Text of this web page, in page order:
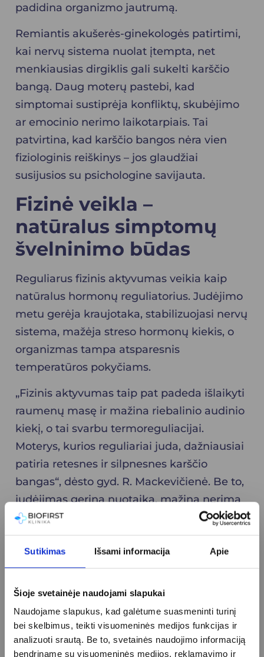
Sutikimas Išsami informacija Apie
Šioje svetainėje naudojami slapukai
Naudojame slapukus, kad galėtume suasmeninti turinį
bei skelbimus, teikti visuomeninės medijos funkcijas ir
analizuoti srautą. Be to, svetainės naudojimo informaciją
bendriname su visuomeninės medijos, reklamavimo ir
padidina organizmo jautrumą.
Remiantis akušerės-ginekologės patirtimi,
kai nervų sistema nuolat įtempta, net
menkiausias dirgiklis gali sukelti karščio
bangą. Daug moterų pastebi, kad
simptomai sustiprėja konfliktų, skubėjimo
ar emocinio nerimo laikotarpiais. Tai
patvirtina, kad karščio bangos nėra vien
fiziologinis reiškinys – jos glaudžiai
susijusios su psichologine savijauta.
Fizinė veikla –
natūralus simptomų
švelninimo būdas
Reguliarus fizinis aktyvumas veikia kaip
natūralus hormonų reguliatorius. Judėjimo
metu gerėja kraujotaka, stabilizuojasi nervų
sistema, mažėja streso hormonų kiekis, o
organizmas tampa atsparesnis
temperatūros pokyčiams.
„Fizinis aktyvumas taip pat padeda išlaikyti
raumenų masę ir mažina riebalinio audinio
kiekį, o tai svarbu termoreguliacijai.
Moterys, kurios reguliariai juda, dažniausiai
patiria retesnes ir silpnesnes karščio
bangas“, dėsto gyd. R. Mackevičienė. Be to,
judėjimas gerina nuotaiką, mažina nerimą
ir padeda lengviau užmigti.
Natūralios priemonės –
švelnus, bet
individualus
sprendimas
Natūralios priemonės dažnai pasirenkamos,